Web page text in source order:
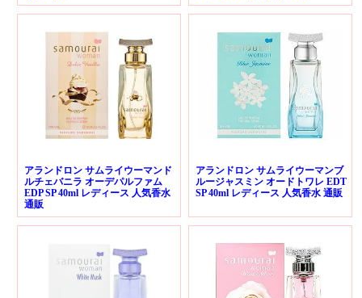
アランドロン サムライウーマンド
ルチェバニラ オーデパルファム
EDP SP 40ml レディース 人気香水
通販
アランドロン サムライウーマンブ
ルージャスミン オードトワレ EDT
SP 40ml レディース 人気香水 通販